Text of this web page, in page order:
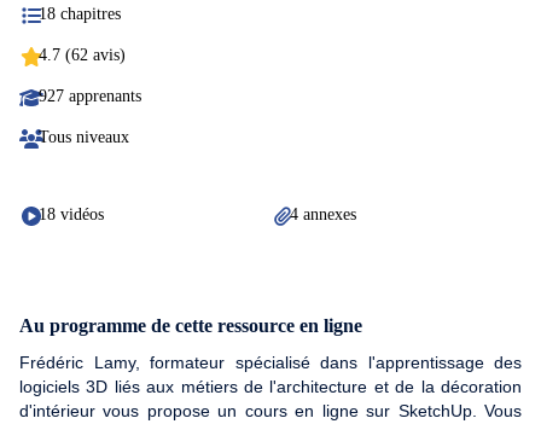
18 chapitres
4.7 (62 avis)
927 apprenants
Tous niveaux
18 vidéos 4 annexes
Au programme de cette ressource en ligne
Frédéric Lamy, formateur spécialisé dans l'apprentissage des
logiciels 3D liés aux métiers de l'architecture et de la décoration
d'intérieur vous propose un cours en ligne sur SketchUp. Vous